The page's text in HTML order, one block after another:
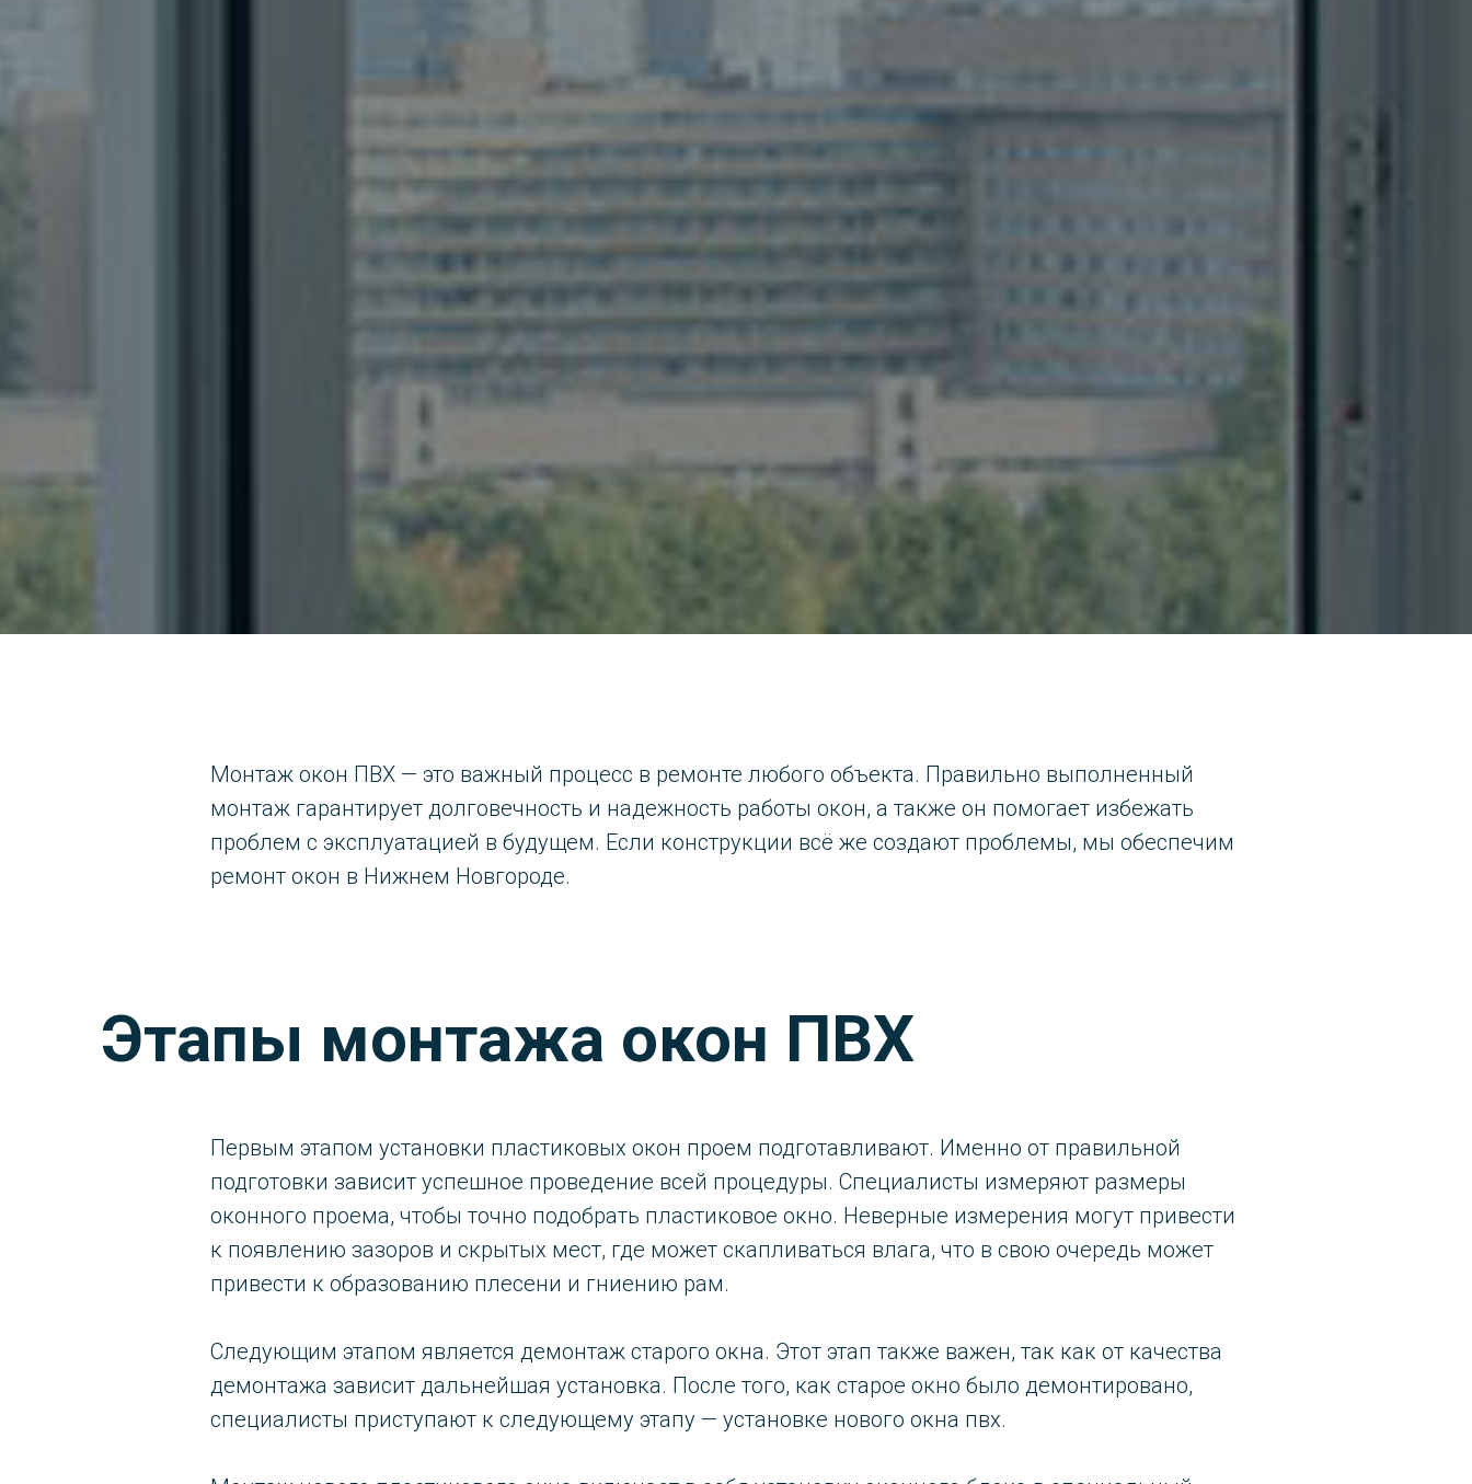
Монтаж окон ПВХ — это важный процесс в ремонте любого объекта. Правильно выполненный
монтаж гарантирует долговечность и надежность работы окон, а также он помогает избежать
проблем с эксплуатацией в будущем. Если конструкции всё же создают проблемы, мы обеспечим
ремонт окон в Нижнем Новгороде.
Этапы монтажа окон ПВХ
Первым этапом установки пластиковых окон проем подготавливают. Именно от правильной
подготовки зависит успешное проведение всей процедуры. Специалисты измеряют размеры
оконного проема, чтобы точно подобрать пластиковое окно. Неверные измерения могут привести
к появлению зазоров и скрытых мест, где может скапливаться влага, что в свою очередь может
привести к образованию плесени и гниению рам.
Следующим этапом является демонтаж старого окна. Этот этап также важен, так как от качества
демонтажа зависит дальнейшая установка. После того, как старое окно было демонтировано,
специалисты приступают к следующему этапу — установке нового окна пвх.